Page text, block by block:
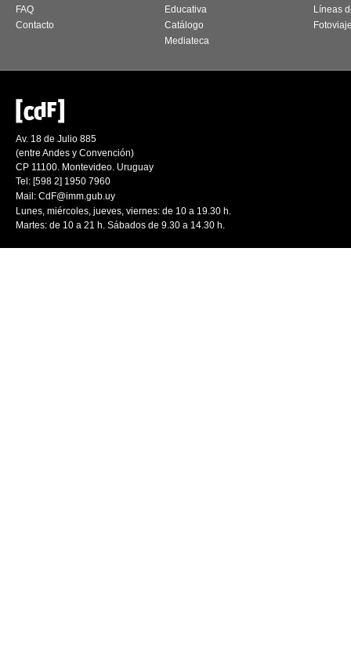
FAQ
Contacto
Educativa
Catálogo
Mediateca
Líneas
Av. 18 de Julio 885
(entre Andes y Convención)
CP 11100. Montevideo. Uruguay
Tel: [598 2] 1950 7960
Mail: CdF@imm.gub.uy
Lunes, miércoles, jueves, viernes: de 10 a 19.30 h.
Martes: de 10 a 21 h. Sábados de 9.30 a 14.30 h.